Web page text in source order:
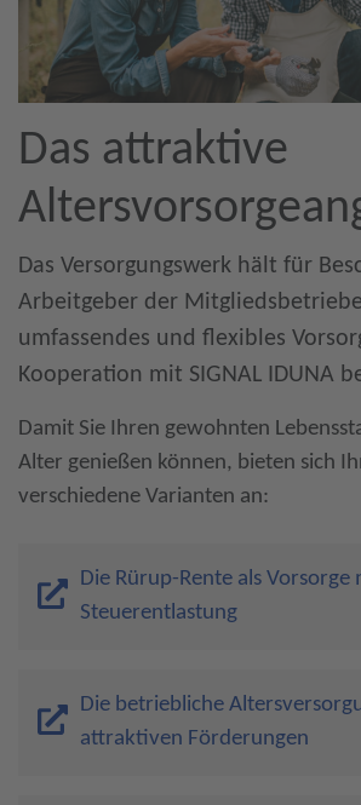
Das attraktive
Das Versorgungswerk hält für
Arbeitgeber der
umfassendes und flexibles
Kooperation mit SIGNAL IDUNA
Damit Sie Ihren gewohnten
Alter genießen können, bieten sich
verschiedene Varianten an:
Die Rürup-Rente als Vorsorge
Steuerentlastung
Die betriebliche
attraktiven Förderungen